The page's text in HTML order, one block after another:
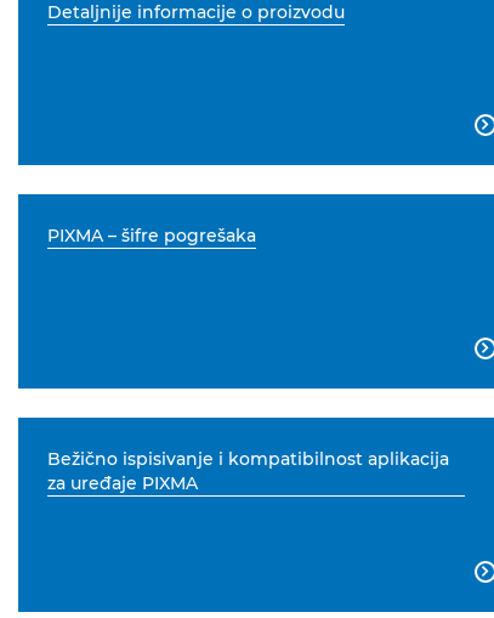
Detaljnije informacije o proizvodu

PIXMA – šifre pogrešaka

Bežično ispisivanje i kompatibilnost aplikacija
za uređaje PIXMA
